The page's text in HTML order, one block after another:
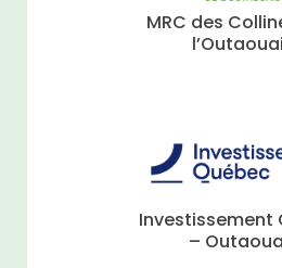
MRC des
Investissement
–